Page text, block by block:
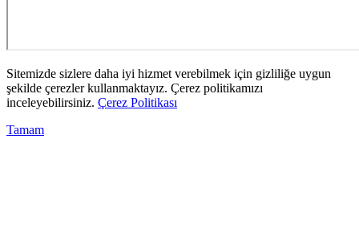
Sitemizde sizlere daha iyi hizmet verebilmek için gizliliğe uygun
şekilde çerezler kullanmaktayız. Çerez politikamızı
inceleyebilirsiniz. Çerez Politikası
Tamam